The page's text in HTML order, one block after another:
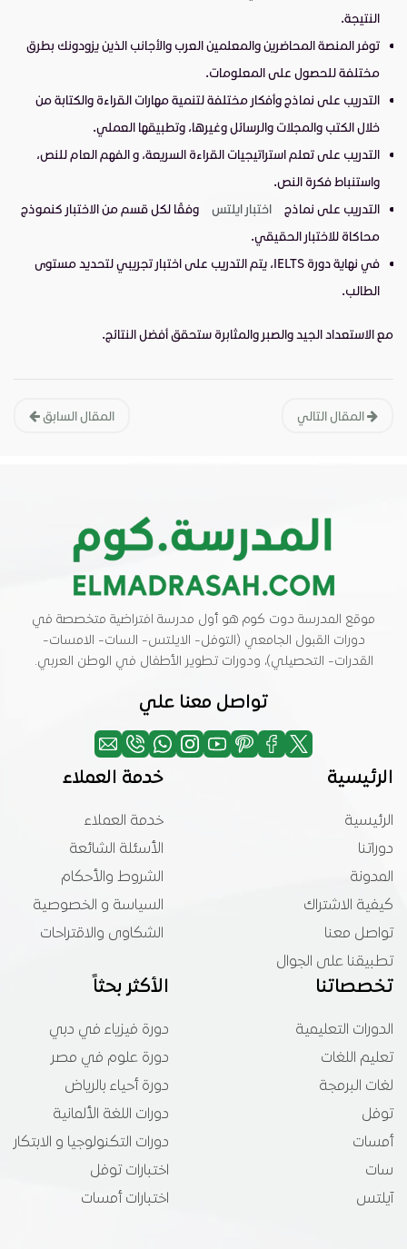
النتيجة.
توفر المنصة المحاضرين والمعلمين العرب والأجانب الذين يزودونك بطرق
مختلفة للحصول على المعلومات.
التدريب على نماذج وأفكار مختلفة لتنمية مهارات القراءة والكتابة من
خلال الكتب والمجلات والرسائل وغيرها، وتطبيقها العملي.
التدريب على تعلم استراتيجيات القراءة السريعة، و الفهم العام للنص،
واستنباط فكرة النص.
التدريب على نماذج
اختبار ايلتس
وفقًا لكل قسم من الاختبار كنموذج
محاكاة للاختبار الحقيقي.
في نهاية دورة IELTS، يتم التدريب على اختبار تجريبي لتحديد مستوى
الطالب.
مع الاستعداد الجيد والصبر والمثابرة ستحقق أفضل النتائج.
المقال السابق المقال التالي
موقع المدرسة دوت كوم هو أول مدرسة افتراضية متخصصة في
دورات القبول الجامعي (التوفل- الايلتس- السات- الامسات-
القدرات- التحصيلي)، ودورات تطوير الأطفال في الوطن العربي.
تواصل معنا علي
الرئيسية
الرئيسية
دوراتنا
المدونة
كيفية الاشتراك
تواصل معنا
تطبيقنا على الجوال
خدمة العملاء
خدمة العملاء
الأسئلة الشائعة
الشروط والأحكام
السياسة و الخصوصية
الشكاوى والاقتراحات
تخصصاتنا
الدورات التعليمية
تعليم اللغات
لغات البرمجة
توفل
أمسات
سات
آيلتس
الأكثر بحثاً
دورة فيزياء في دبي
دورة علوم في مصر
دورة أحياء بالرياض
دورات اللغة الألمانية
دورات التكنولوجيا و الابتكار
اختبارات توفل
اختبارات أمسات